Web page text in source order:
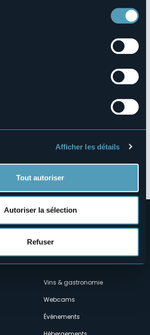
et de les supprimer,
cliquez ici
Afficher les détails
Tout autoriser
Autoriser la sélection
Refuser
lagodorta-italy/
Vins & gastronomie
Webcams
Événements